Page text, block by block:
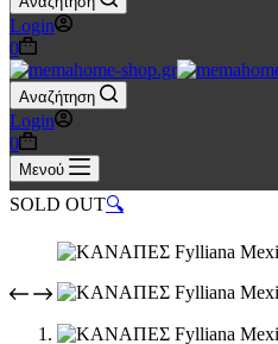
Login
Καλάθι
Αγορών
0
Αναζήτηση
Login
Καλάθι
Αγορών
0
Μενού
SOLD OUT🔍